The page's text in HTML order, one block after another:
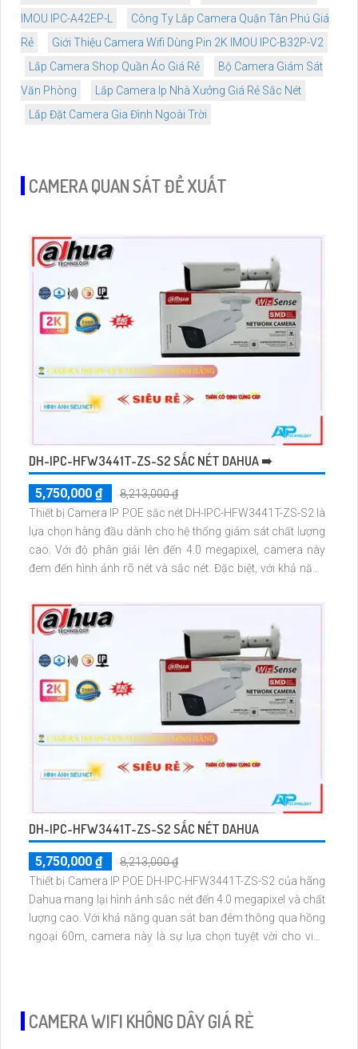
IMOU IPC-A42EP-L
Công Ty Lắp Camera Quận Tân Phú Giá
Rẻ
Giới Thiệu Camera Wifi Dùng Pin 2K IMOU IPC-B32P-V2
Lắp Camera Shop Quần Áo Giá Rẻ
Bộ Camera Giám Sát
Văn Phòng
Lắp Camera Ip Nhà Xưởng Giá Rẻ Sắc Nét
Lắp Đặt Camera Gia Đình Ngoài Trời
CAMERA QUAN SÁT ĐỀ XUẤT
DH-IPC-HFW3441T-ZS-S2 SẮC NÉT DAHUA ➠
5,750,000 ₫
8,213,000 ₫
Thiết bị Camera IP POE sắc nét DH-IPC-HFW3441T-ZS-S2 là
lựa chọn hàng đầu dành cho hệ thống giám sát chất lượng
cao. Với độ phân giải lên đến 4.0 megapixel, camera này
đem đến hình ảnh rõ nét và sắc nét. Đặc biệt, với khả năng
bỏ lỡ bất kỳ chi tiết quan trọng nào trong mọi điều kiện ánh
sáng
DH-IPC-HFW3441T-ZS-S2 SẮC NÉT DAHUA
5,750,000 ₫
8,213,000 ₫
Thiết bị Camera IP POE DH-IPC-HFW3441T-ZS-S2 của hãng
Dahua mang lại hình ảnh sắc nét đến 4.0 megapixel và chất
lượng cao. Với khả năng quan sát ban đêm thông qua hồng
ngoại 60m, camera này là sự lựa chọn tuyệt vời cho việc
CAMERA WIFI KHÔNG DÂY GIÁ RẺ